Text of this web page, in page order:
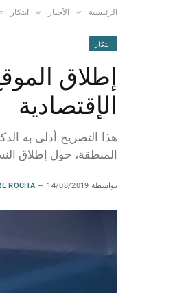
الرئيسية » الأخبار » ابتكار
ابتكار
إطلاق
الإقتصادية
هذا التصريح أدلى به
المنطقة، حول إطلاق
بواسطة ROCHA 14/08/2019